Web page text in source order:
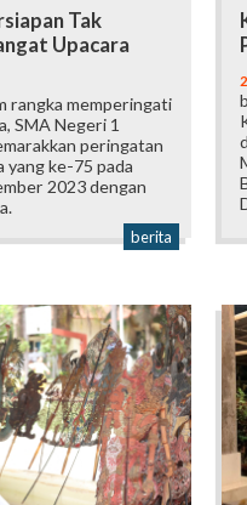
Tak
Upacara
rangka memperingati
SMA Negeri 1
peringatan
yang ke-75 pada
2023 dengan
berita